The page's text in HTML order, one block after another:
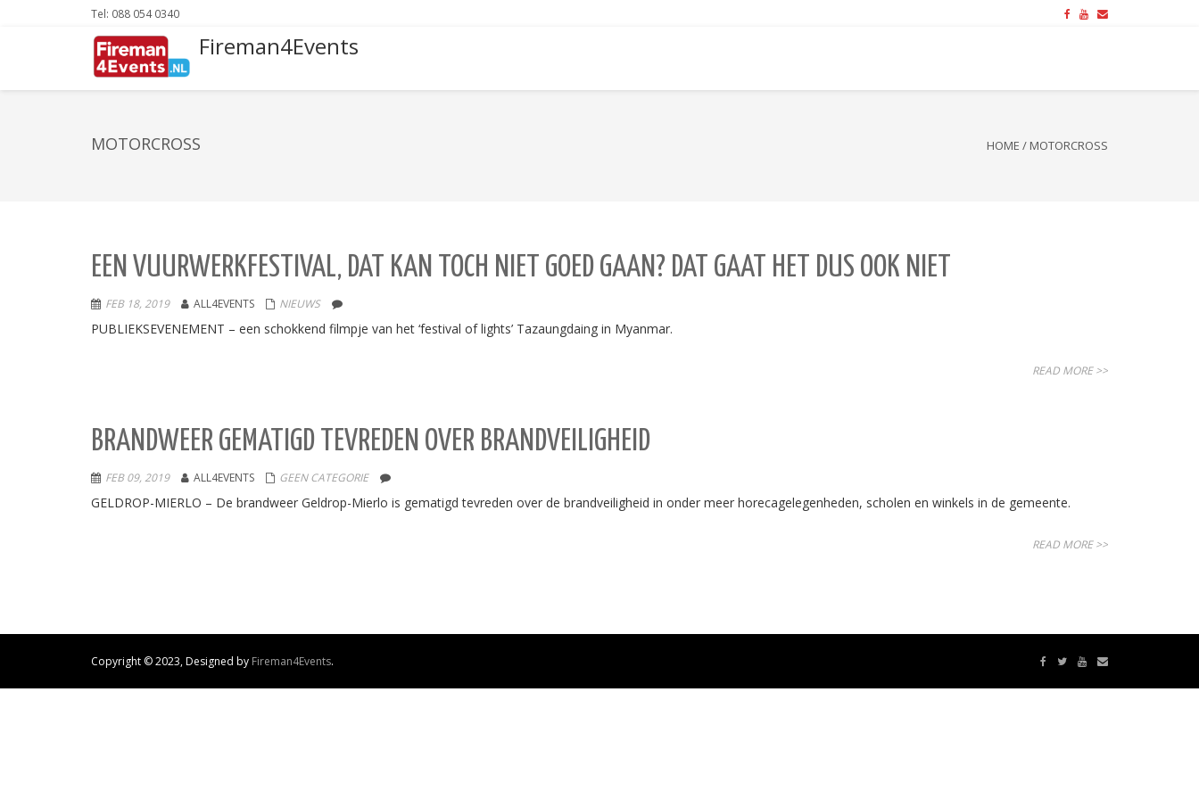
Tel: 088 054 0340
Fireman4Events
MOTORCROSS HOME / MOTORCROSS
EEN VUURWERKFESTIVAL, DAT KAN TOCH NIET GOED GAAN? DAT GAAT HET DUS OOK NIET
FEB 18, 2019 ALL4EVENTS NIEUWS
PUBLIEKSEVENEMENT – een schokkend filmpje van het ‘festival of lights’ Tazaungdaing in Myanmar.
READ MORE >>
BRANDWEER GEMATIGD TEVREDEN OVER BRANDVEILIGHEID
FEB 09, 2019 ALL4EVENTS GEEN CATEGORIE
GELDROP-MIERLO – De brandweer Geldrop-Mierlo is gematigd tevreden over de brandveiligheid in onder meer horecagelegenheden, scholen en winkels in de gemeente.
READ MORE >>
Copyright © 2023, Designed by Fireman4Events.